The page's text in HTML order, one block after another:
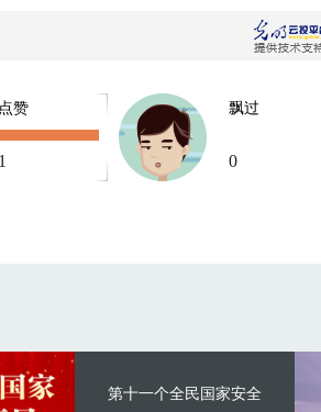
点赞
1
飘过
0
第十一个全民国家安全